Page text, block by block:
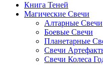
Книга Теней
Магические Свечи
Алтарные Свечи
Боевые Свечи
Планетарные
Свечи
Свечи Колеса